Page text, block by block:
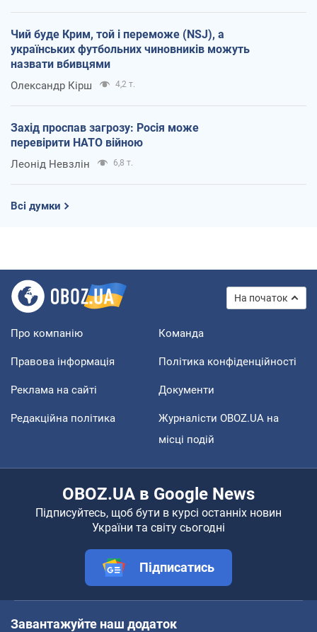
Чий буде Крим, той і переможе (NSJ), а
українських футбольних чиновників можуть
назвати вбивцями
Олександр Кірш 4,2 т.
Захід проспав загрозу: Росія може
перевірити НАТО війною
Леонід Невзлін 6,8 т.
Всі думки
На початок
Про компанію Команда
Правова інформація Політика конфіденційності
Реклама на сайті Документи
Редакційна політика
Журналісти OBOZ.UA на
місці подій
OBOZ.UA в Google News
Підписуйтесь, щоб бути в курсі останніх новин
України та світу сьогодні
Підписатись
Завантажуйте наш додаток